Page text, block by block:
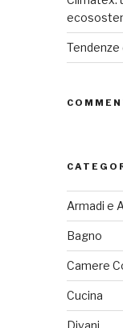
Tendenze
Armadi e
Bagno
Camere
Cucina